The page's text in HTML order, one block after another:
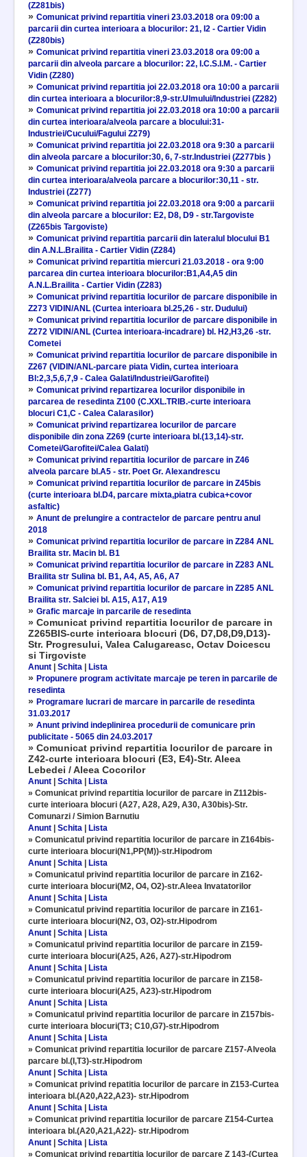
(Z281bis)
» Comunicat privind repartitia vineri 23.03.2018 ora 09:00 a
parcarii din curtea interioara a blocurilor: 21, I2 - Cartier Vidin
(Z280bis)
» Comunicat privind repartitia vineri 23.03.2018 ora 09:00 a
parcarii din alveola parcare a blocurilor: 22, I.C.S.I.M. - Cartier
Vidin (Z280)
» Comunicat privind repartitia joi 22.03.2018 ora 10:00 a parcarii
din curtea interioara a blocurilor:8,9-str.Ulmului/Industriei (Z282)
» Comunicat privind repartitia joi 22.03.2018 ora 10:00 a parcarii
din curtea interioara/alveola parcare a blocului:31-
Industriei/Cucului/Fagului Z279)
» Comunicat privind repartitia joi 22.03.2018 ora 9:30 a parcarii
din alveola parcare a blocurilor:30, 6, 7-str.Industriei (Z277bis )
» Comunicat privind repartitia joi 22.03.2018 ora 9:30 a parcarii
din curtea interioara/alveola parcare a blocurilor:30,11 - str.
Industriei (Z277)
» Comunicat privind repartitia joi 22.03.2018 ora 9:00 a parcarii
din alveola parcare a blocurilor: E2, D8, D9 - str.Targoviste
(Z265bis Targoviste)
» Comunicat privind repartitia parcarii din lateralul blocului B1
din A.N.L.Brailita - Cartier Vidin (Z284)
» Comunicat privind repartitia miercuri 21.03.2018 - ora 9:00
parcarea din curtea interioara blocurilor:B1,A4,A5 din
A.N.L.Brailita - Cartier Vidin (Z283)
» Comunicat privind repartitia locurilor de parcare disponibile in
Z273 VIDIN/ANL (Curtea interioara bl.25,26 - str. Dudului)
» Comunicat privind repartitia locurilor de parcare disponibile in
Z272 VIDIN/ANL (Curtea interioara-incadrare) bl. H2,H3,26 -str.
Cometei
» Comunicat privind repartitia locurilor de parcare disponibile in
Z267 (VIDIN/ANL-parcare piata Vidin, curtea interioara
Bl:2,3,5,6,7,9 - Calea Galati/Industriei/Garofitei)
» Comunicat privind repartizarea locurilor disponibile in
parcarea de resedinta Z100 (C.XXL.TRIB.-curte interioara
blocuri C1,C - Calea Calarasilor)
» Comunicat privind repartizarea locurilor de parcare
disponibile din zona Z269 (curte interioara bl.(13,14)-str.
Cometei/Garofitei/Calea Galati)
» Comunicat privind repartitia locurilor de parcare in Z46
alveola parcare bl.A5 - str. Poet Gr. Alexandrescu
» Comunicat privind repartitia locurilor de parcare in Z45bis
(curte interioara bl.D4, parcare mixta,piatra cubica+covor
asfaltic)
» Anunt de prelungire a contractelor de parcare pentru anul
2018
» Comunicat privind repartitia locurilor de parcare in Z284 ANL
Brailita str. Macin bl. B1
» Comunicat privind repartitia locurilor de parcare in Z283 ANL
Brailita str Sulina bl. B1, A4, A5, A6, A7
» Comunicat privind repartitia locurilor de parcare in Z285 ANL
Brailita str. Salciei bl. A15, A17, A19
» Grafic marcaje in parcarile de resedinta
» Comunicat privind repartitia locurilor de parcare in
Z265BIS-curte interioara blocuri (D6, D7,D8,D9,D13)-
Str. Progresului, Valea Calugareasc, Octav Doicescu
si Tirgoviste
Anunt Schita Lista
» Propunere program activitate marcaje pe teren in parcarile de
resedinta
» Programare lucrari de marcare in parcarile de resedinta
31.03.2017
» Anunt privind indeplinirea procedurii de comunicare prin
publicitate - 5065 din 24.03.2017
» Comunicat privind repartitia locurilor de parcare in
Z42-curte interioara blocuri (E3, E4)-Str. Aleea
Lebedei / Aleea Cocorilor
Anunt Schita
Lista
» Comunicat privind repartitia locurilor de parcare in Z112bis-
curte interioara blocuri (A27, A28, A29, A30, A30bis)-Str.
Comunarzi / Simion Barnutiu
Anunt
Schita
Lista
» Comunicatul privind repartitia locurilor de parcare in Z164bis-
curte interioara blocuri(N1,PP(M))-str.Hipodrom
Anunt
Schita
Lista
» Comunicatul privind repartitia locurilor de parcare in Z162-
curte interioara blocuri(M2, O4, O2)-str.Aleea Invatatorilor
Anunt
Schita
Lista
» Comunicatul privind repartitia locurilor de parcare in Z161-
curte interioara blocuri(N2, O3, O2)-str.Hipodrom
Anunt
Schita
Lista
» Comunicatul privind repartitia locurilor de parcare in Z159-
curte interioara blocuri(A25, A26, A27)-str.Hipodrom
Anunt
Schita
Lista
» Comunicatul privind repartitia locurilor de parcare in Z158-
curte interioara blocuri(A25, A23)-str.Hipodrom
Anunt
Schita
Lista
» Comunicatul privind repartitia locurilor de parcare in Z157bis-
curte interioara blocuri(T3; C10,G7)-str.Hipodrom
Anunt
Schita
Lista
» Comunicat privind repartitia locurilor de parcare Z157-Alveola
parcare bl.(I,T3)-str.Hipodrom
Anunt
Schita
Lista
» Comunicat privind repatitia locurilor de parcare in Z153-Curtea
interioara bl.(A20,A22,A23)- str.Hipodrom
Anunt
Schita
Lista
» Comunicat privind repartitia locurilor de parcare Z154-Curtea
interioara bl.(A20,A21,A22)- str.Hipodrom
Anunt
Schita
Lista
» Comunicat privind repartitia locurilor de parcare Z 143-(Curtea